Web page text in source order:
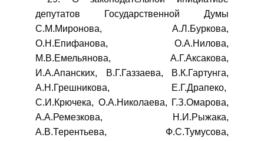
депутатов Государственной Думы
С.М.Миронова, А.Л.Буркова,
О.Н.Епифанова, О.А.Нилова,
М.В.Емельянова, А.Г.Аксакова,
И.А.Апанских, В.Г.Газзаева, В.К.Гартунга,
А.Н.Грешникова, Е.Г.Драпеко,
С.И.Крючека, О.А.Николаева, Г.З.Омарова,
А.А.Ремезкова, Н.И.Рыжака,
А.В.Терентьева, Ф.С.Тумусова,